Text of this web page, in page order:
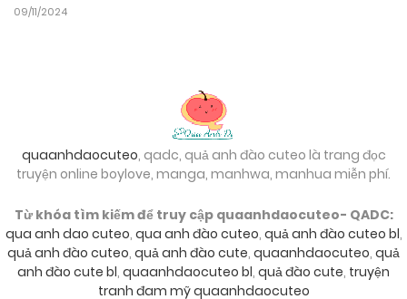
09/11/2024
quaanhdaocuteo, qadc, quả anh đào cuteo là trang đọc
truyện online boylove, manga, manhwa, manhua miễn phí.
Từ khóa tìm kiếm để truy cập quaanhdaocuteo- QADC:
qua anh dao cuteo, qua anh đào cuteo, quả anh đào cuteo bl,
quả anh đào cuteo, quả anh đào cute, quaanhdaocuteo, quả
anh đào cute bl, quaanhdaocuteo bl, quả đào cute, truyện
tranh đam mỹ quaanhdaocuteo